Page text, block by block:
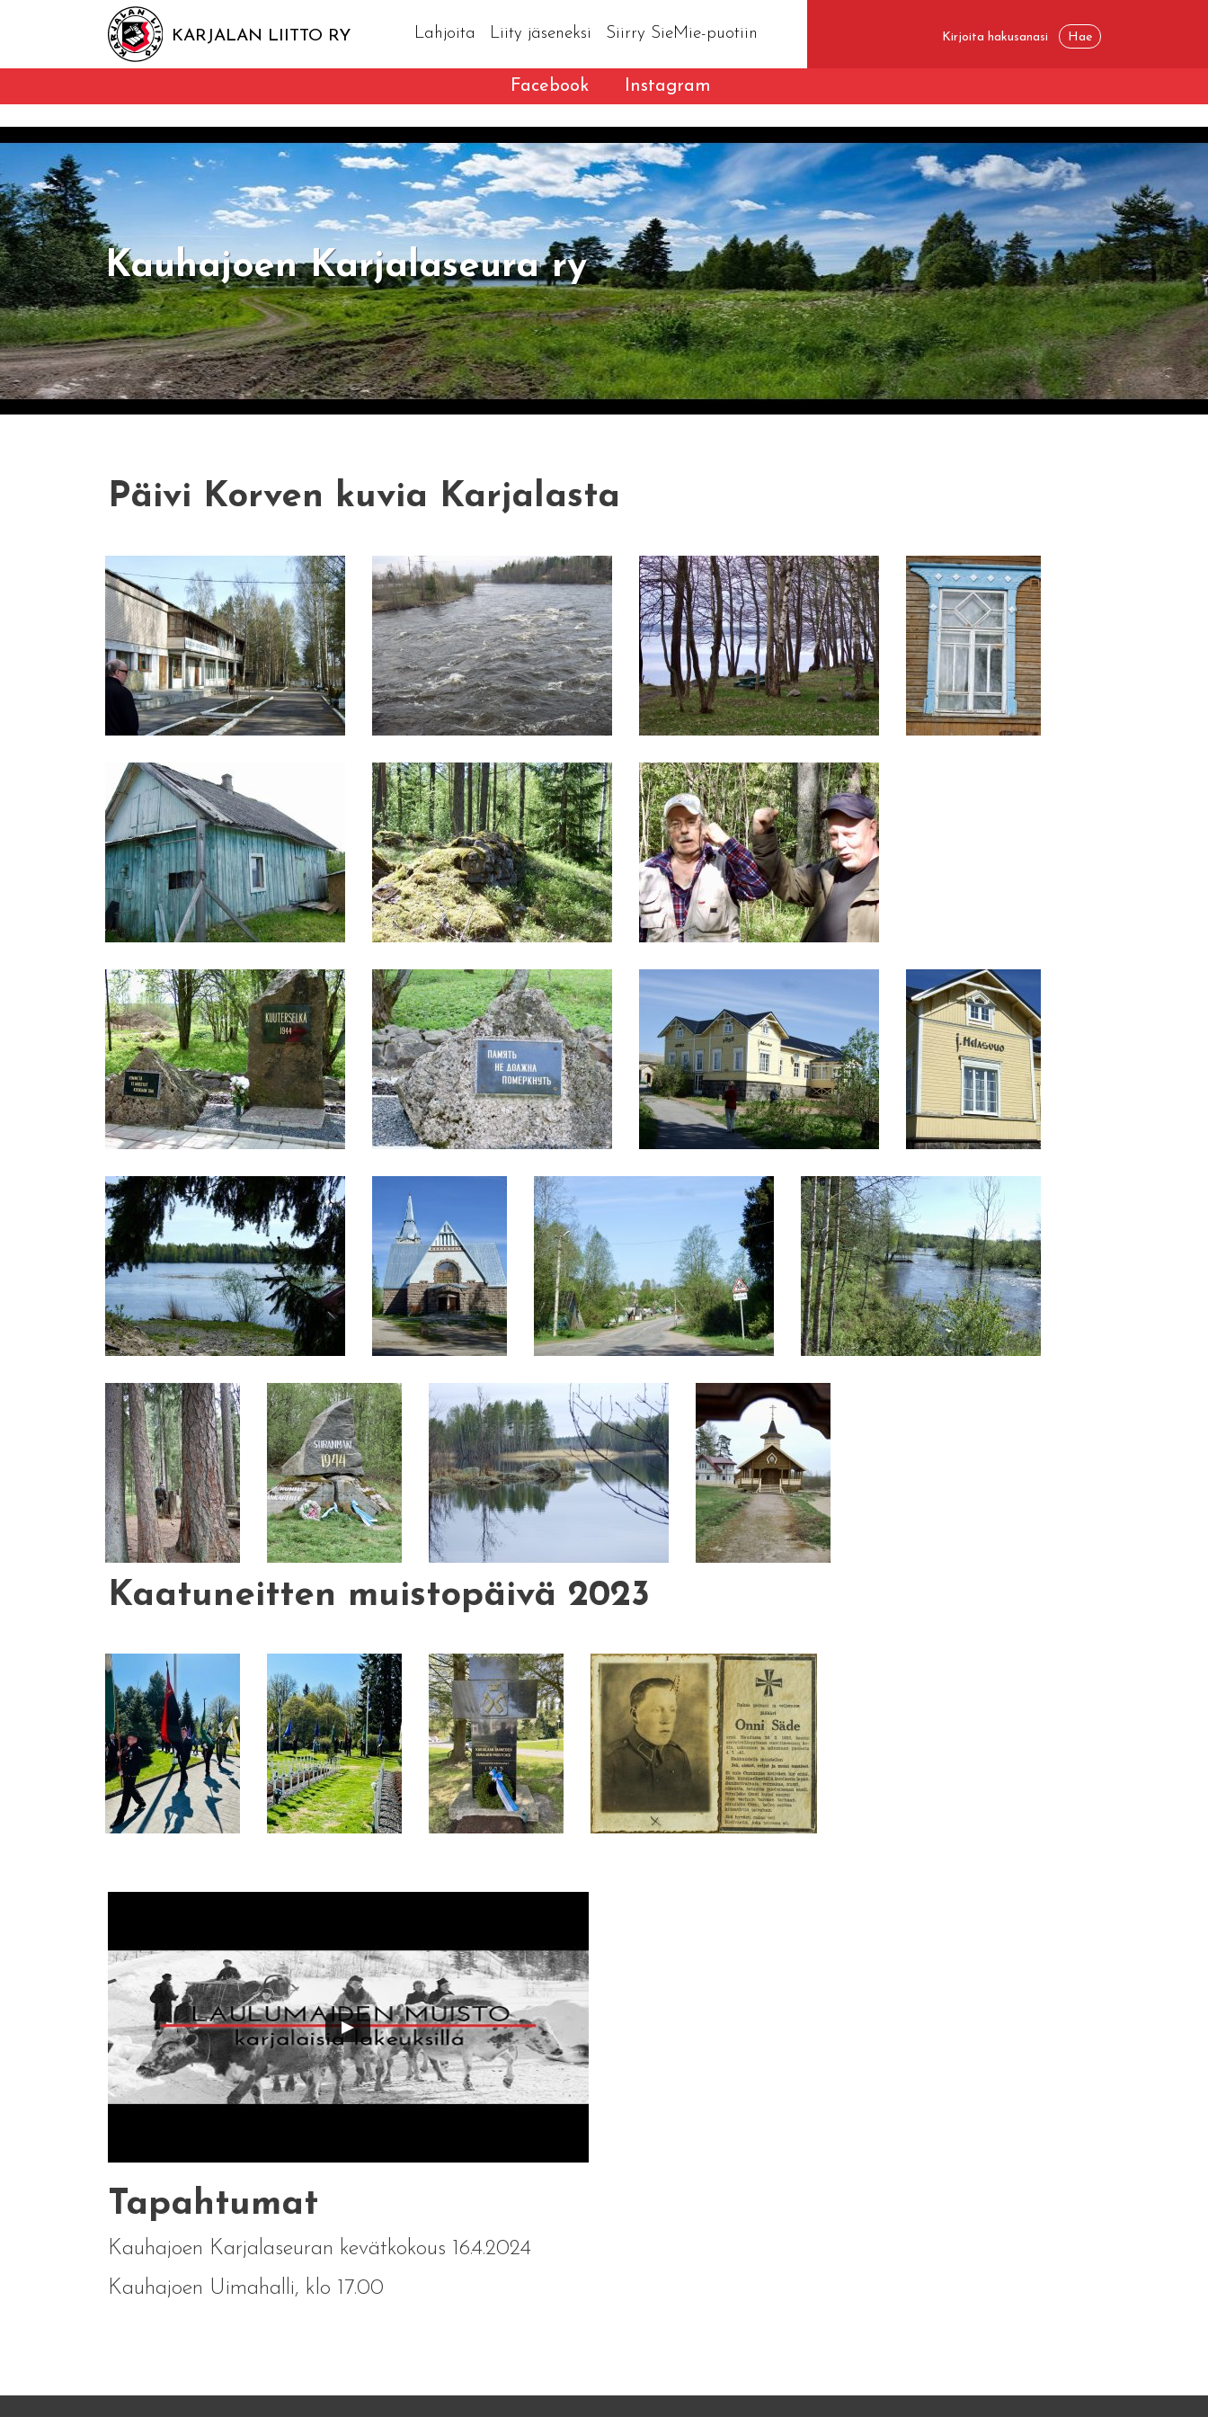
KARJALAN LIITTO RY Lahjoita Liity jäseneksi Siirry SieMie-puotiin
Facebook Instagram
Kauhajoen Karjalaseura ry
Päivi Korven kuvia Karjalasta
Kaatuneitten muistopäivä 2023
Tapahtumat
Kauhajoen Karjalaseuran kevätkokous 16.4.2024
Kauhajoen Uimahalli, klo 17.00